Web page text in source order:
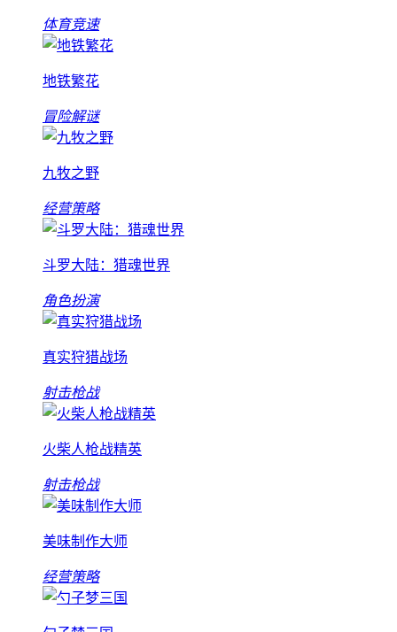
体育竞速
地铁繁花
冒险解谜
九牧之野
经营策略
斗罗大陆：猎魂世界
角色扮演
真实狩猎战场
射击枪战
火柴人枪战精英
射击枪战
美味制作大师
经营策略